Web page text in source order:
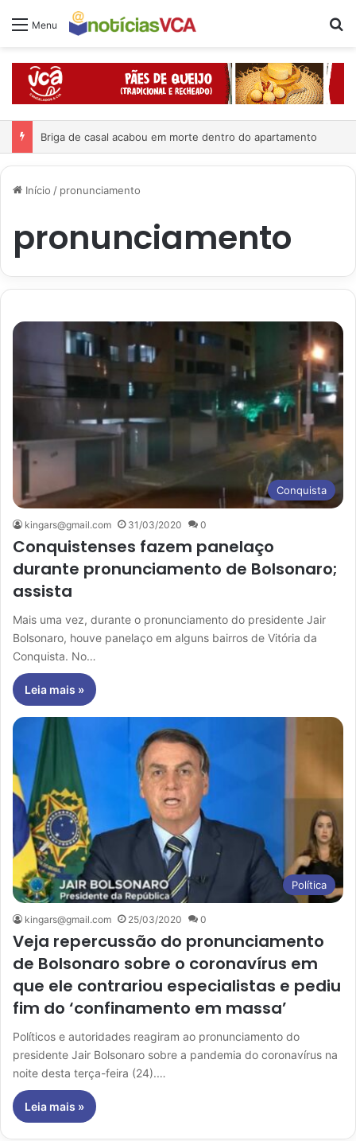
Menu
Briga de casal acabou em morte dentro do apartamento
Início / pronunciamento
pronunciamento
Conquista
kingars@gmail.com 31/03/2020 0
Conquistenses fazem panelaço
durante pronunciamento de Bolsonaro;
assista
Mais uma vez, durante o pronunciamento do presidente Jair
Bolsonaro, houve panelaço em alguns bairros de Vitória da
Conquista. No…
Leia mais »
Política
kingars@gmail.com 25/03/2020 0
Veja repercussão do pronunciamento
de Bolsonaro sobre o coronavírus em
que ele contrariou especialistas e pediu
fim do ‘confinamento em massa’
Políticos e autoridades reagiram ao pronunciamento do
presidente Jair Bolsonaro sobre a pandemia do coronavírus na
noite desta terça-feira (24).…
Leia mais »